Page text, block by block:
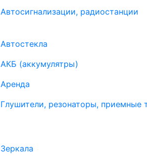
Автосигнализации, радиостанции
Автостекла
АКБ (аккумулятры)
Аренда
Глушители, резонаторы, приемные
Зеркала